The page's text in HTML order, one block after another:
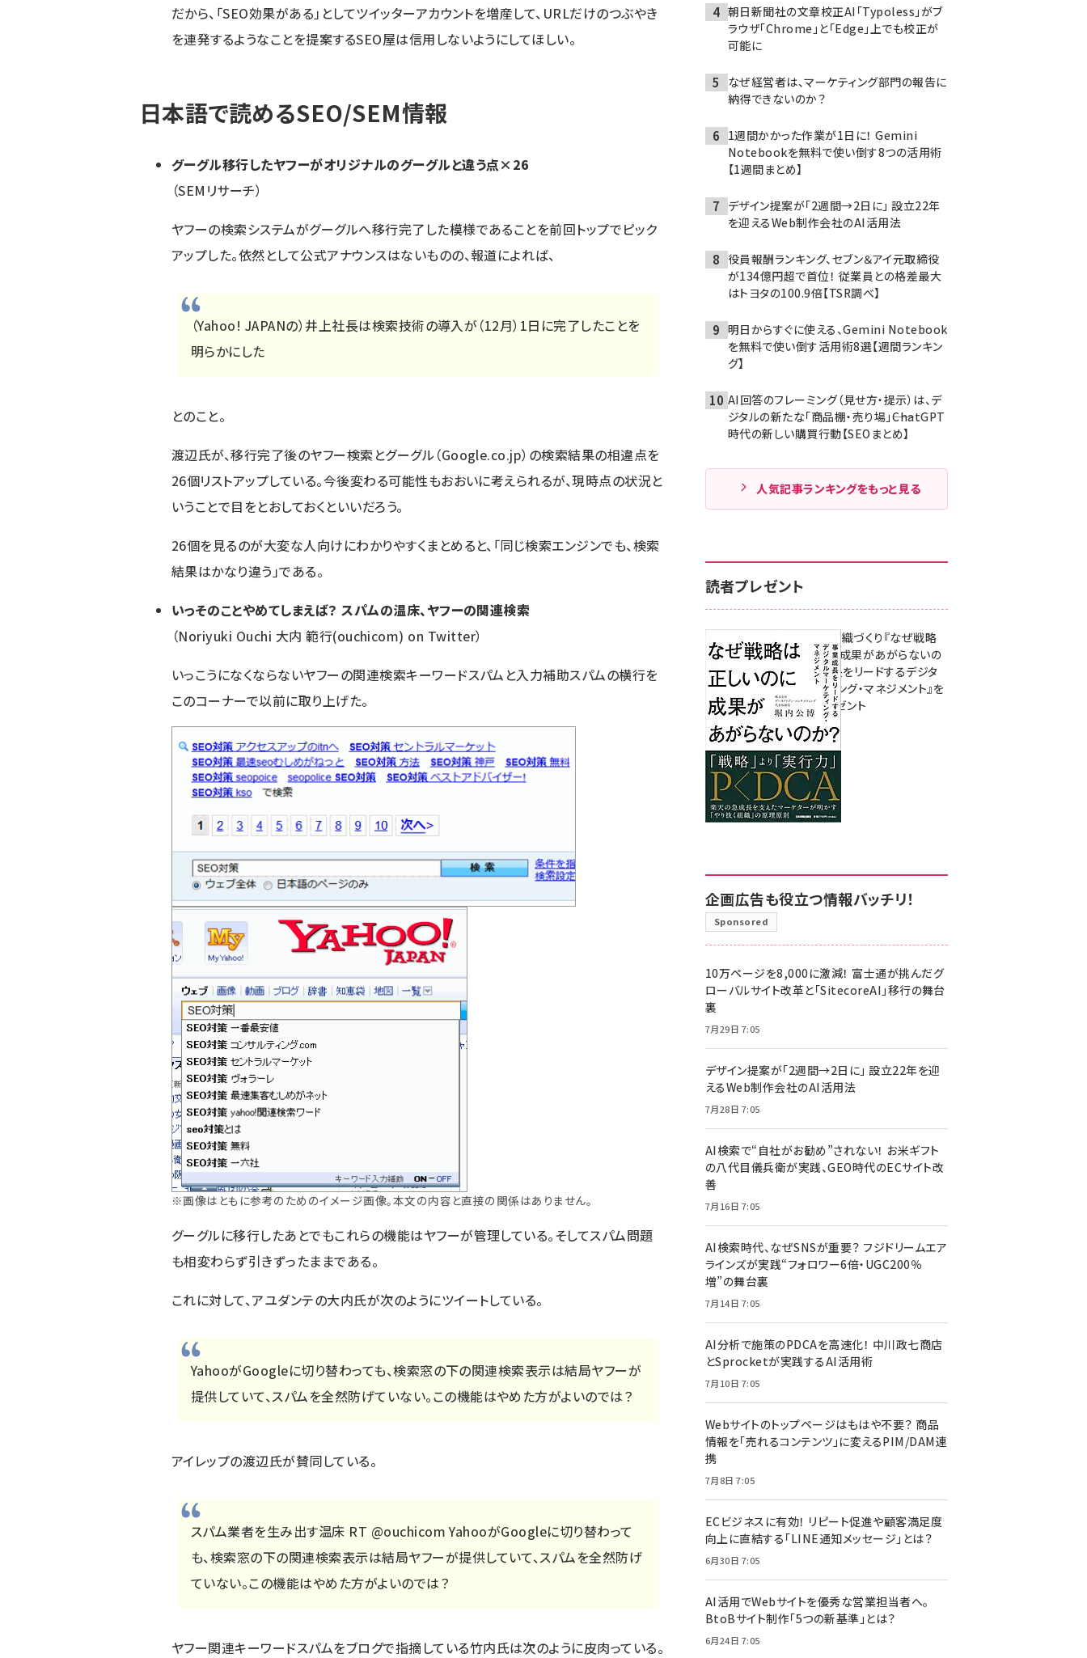
だから、「SEO効果がある」としてツイッターアカウントを増産して、URLだけのつぶやき
を連発するようなことを提案するSEO屋は信用しないようにしてほしい。
日本語で読めるSEO/SEM情報
グーグル移行したヤフーがオリジナルのグーグルと違う点×26
（SEMリサーチ）
ヤフーの検索システムがグーグルへ移行完了した模様であることを前回トップでピック
アップした。依然として公式アナウンスはないものの、報道によれば、
（Yahoo! JAPANの）井上社長は検索技術の導入が（12月）1日に完了したことを
明らかにした
とのこと。
渡辺氏が、移行完了後のヤフー検索とグーグル（Google.co.jp）の検索結果の相違点を
26個リストアップしている。今後変わる可能性もおおいに考えられるが、現時点の状況と
いうことで目をとおしておくといいだろう。
26個を見るのが大変な人向けにわかりやすくまとめると、「同じ検索エンジンでも、検索
結果はかなり違う」である。
いっそのことやめてしまえば？ スパムの温床、ヤフーの関連検索
（Noriyuki Ouchi 大内 範行(ouchicom) on Twitter）
いっこうになくならないヤフーの関連検索キーワードスパム と入力補助スパムの横行を
このコーナーで以前に取り上げた。
※画像はともに参考のためのイメージ画像。本文の内容と直接の関係はありません。
グーグルに移行したあとでもこれらの機能はヤフーが管理している。そしてスパム問題
も相変わらず引きずったままである。
これに対して、アユダンテの大内氏が次のようにツイートしている。
YahooがGoogleに切り替わっても、検索窓の下の関連検索表示は結局ヤフーが
提供していて、スパムを全然防げていない。この機能はやめた方がよいのでは？
アイレップの渡辺氏が賛同している。
スパム業者を生み出す温床 RT @ouchicom YahooがGoogleに切り替わって
も、検索窓の下の関連検索表示は結局ヤフーが提供していて、スパムを全然防げ
ていない。この機能はやめた方がよいのでは？
ヤフー関連キーワードスパムをブログで指摘している竹内氏は次のように皮肉っている。
朝日新聞社の文章校正AI「Typoless」がブ
ラウザ「Chrome」と「Edge」上でも校正が
可能に
なぜ経営者は、マーケティング部門の報告に
納得できないのか？
1週間かかった作業が1日に！ Gemini
Notebookを無料で使い倒す8つの活用術
【1週間まとめ】
デザイン提案が「2週間→2日に」 設立22年
を迎えるWeb制作会社のAI活用法
役員報酬ランキング、セブン＆アイ元取締役
が134億円超で首位！ 従業員との格差最大
はトヨタの100.9倍【TSR調べ】
明日からすぐに使える、Gemini Notebook
を無料で使い倒す活用術8選【週間ランキン
グ】
AI回答のフレーミング（見せ方・提示）は、デ
ジタルの新たな「商品棚・売り場」――ChatGPT
時代の新しい購買行動【SEOまとめ】
人気記事ランキングをもっと見る
読者プレゼント
成果を生む組織づくり『なぜ戦略
は正しいのに成果があがらないの
か？ 事業成長をリードするデジタ
ルマーケティング・マネジメント』を
3名様にプレゼント
8月7日 10:00
企画広告も役立つ情報バッチリ！
Sponsored
10万ページを8,000に激減！ 富士通が挑んだグ
ローバルサイト改革と「SitecoreAI」移行の舞台
裏
7月29日 7:05
デザイン提案が「2週間→2日に」 設立22年を迎
えるWeb制作会社のAI活用法
7月28日 7:05
AI検索で“自社がお勧め”されない！ お米ギフト
の八代目儀兵衛が実践、GEO時代のECサイト改
善
7月16日 7:05
AI検索時代、なぜSNSが重要？ フジドリームエア
ラインズが実践“フォロワー6倍・UGC200％
増”の舞台裏
7月14日 7:05
AI分析で施策のPDCAを高速化！ 中川政七商店
とSprocketが実践するAI活用術
7月10日 7:05
Webサイトのトップページはもはや不要？ 商品
情報を「売れるコンテンツ」に変えるPIM/DAM連
携
7月8日 7:05
ECビジネスに有効！ リピート促進や顧客満足度
向上に直結する「LINE通知メッセージ」とは？
6月30日 7:05
AI活用でWebサイトを優秀な営業担当者へ。
BtoBサイト制作「5つの新基準」とは？
6月24日 7:05